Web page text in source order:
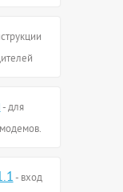
- для
- вход